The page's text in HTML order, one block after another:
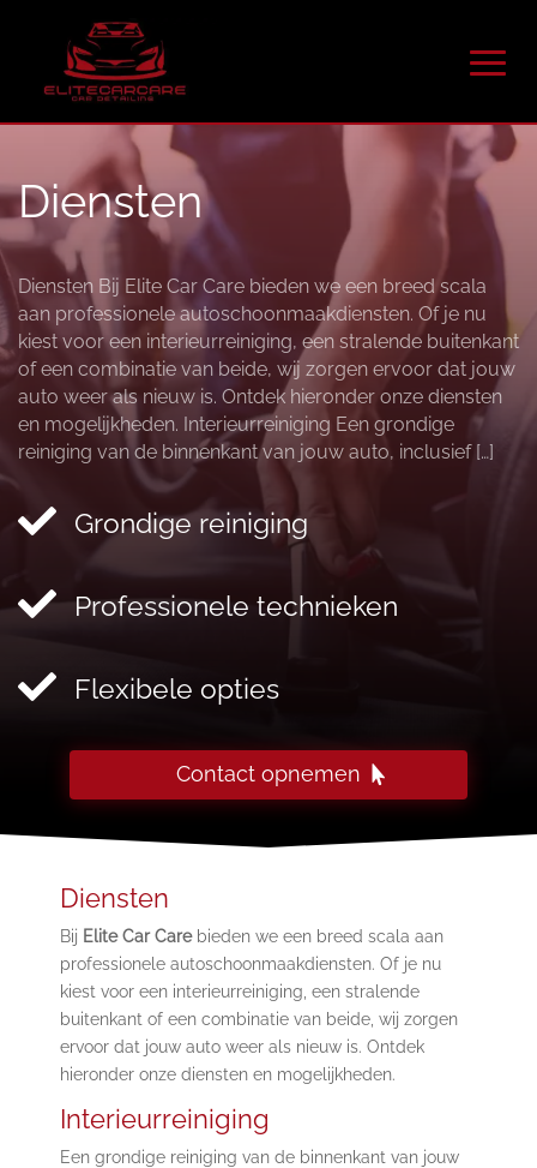
Diensten
Diensten Bij Elite Car Care bieden we een breed scala
aan professionele autoschoonmaakdiensten. Of je nu
kiest voor een interieurreiniging, een stralende buitenkant
of een combinatie van beide, wij zorgen ervoor dat jouw
auto weer als nieuw is. Ontdek hieronder onze diensten
en mogelijkheden. Interieurreiniging Een grondige
reiniging van de binnenkant van jouw auto, inclusief […]
 Grondige reiniging
 Professionele technieken
 Flexibele opties
Contact opnemen
Diensten
Bij Elite Car Carebieden we een breed scala aan
professionele autoschoonmaakdiensten. Of je nu
kiest voor een interieurreiniging, een stralende
buitenkant of een combinatie van beide, wij zorgen
ervoor dat jouw auto weer als nieuw is. Ontdek
hieronder onze diensten en mogelijkheden.
Interieurreiniging
Een grondige reiniging van de binnenkant van jouw